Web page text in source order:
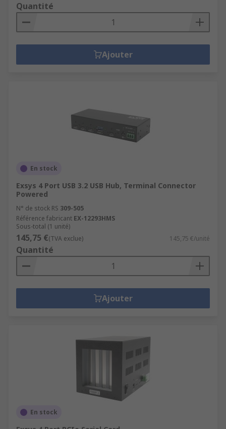
Quantité
Ajouter
En stock
Exsys 4 Port USB 3.2 USB Hub, Terminal Connector
Powered
N° de stock RS 309-505
Référence fabricant EX-12293HMS
Sous-total (1 unité)
145,75 €(TVA exclue) 145,75 €/unité
Quantité
Ajouter
En stock